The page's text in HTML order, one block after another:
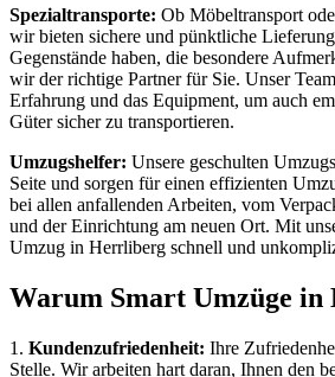
Spezialtransporte: Ob Möbeltransport
wir bieten sichere und pünktliche
Gegenstände haben, die besondere
wir der richtige Partner für Sie. Unser
Erfahrung und das Equipment, um auch
Güter sicher zu transportieren.
Umzugshelfer: Unsere geschulten
Seite und sorgen für einen effizienten
bei allen anfallenden Arbeiten, vom
und der Einrichtung am neuen Ort. Mit
Umzug in Herrliberg schnell und
Warum Smart Umzüge
1. Kundenzufriedenheit: Ihre
Stelle. Wir arbeiten hart daran, Ihnen den